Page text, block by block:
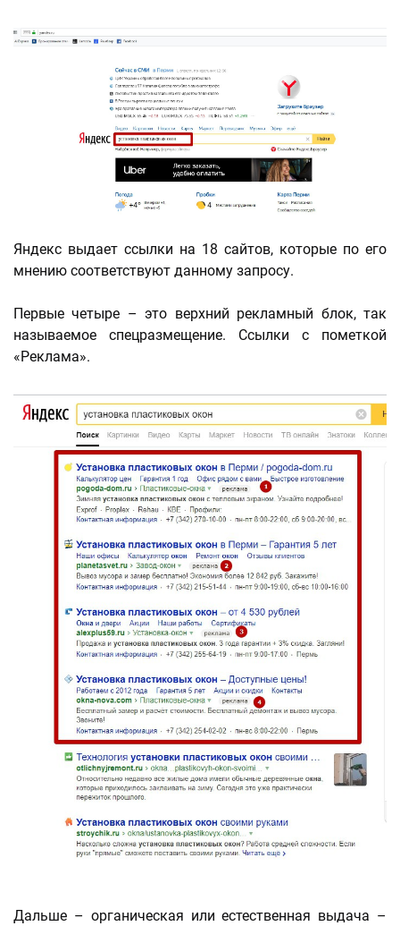
Яндекс выдает ссылки на 18 сайтов, которые по его
мнению соответствуют данному запросу.
Первые четыре – это верхний рекламный блок, так
называемое спецразмещение. Ссылки с пометкой
«Реклама».
Дальше – органическая или естественная выдача –